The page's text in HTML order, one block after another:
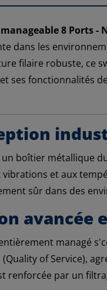
8 Ports -
dans les
filaire robuste, ce
ses fonctionnalités
un boîtier métallique
vibrations et aux
sûr dans des
avancée
managé
(Quality of Service),
renforcée par un